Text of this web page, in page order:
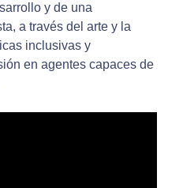
y de una
a través del arte y la
inclusivas y
en agentes capaces de